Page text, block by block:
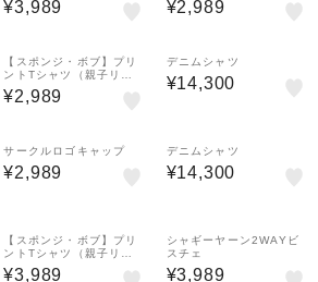
¥3,989 ¥2,989
【スポンジ・ボブ】プリ
ントTシャツ（親子リン
ク）
¥2,989
デニムシャツ
¥14,300
サークルロゴキャップ
¥2,989
デニムシャツ
¥14,300
【スポンジ・ボブ】プリ
ントTシャツ（親子リン
ク）
¥3,989
シャギーヤーン2WAYビ
スチェ
¥3,989